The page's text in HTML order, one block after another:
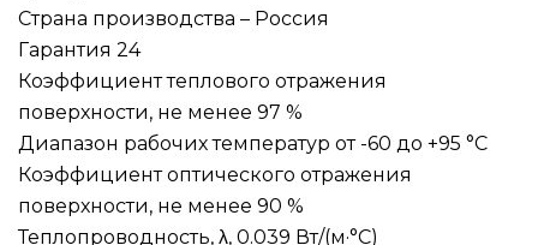
Страна производства – Россия
Гарантия 24
Коэффициент теплового отражения
поверхности, не менее 97 %
Диапазон рабочих температур от -60 до +95 °C
Коэффициент оптического отражения
поверхности, не менее 90 %
Теплопроводность, λ, 0.039 Вт/(м·°C)